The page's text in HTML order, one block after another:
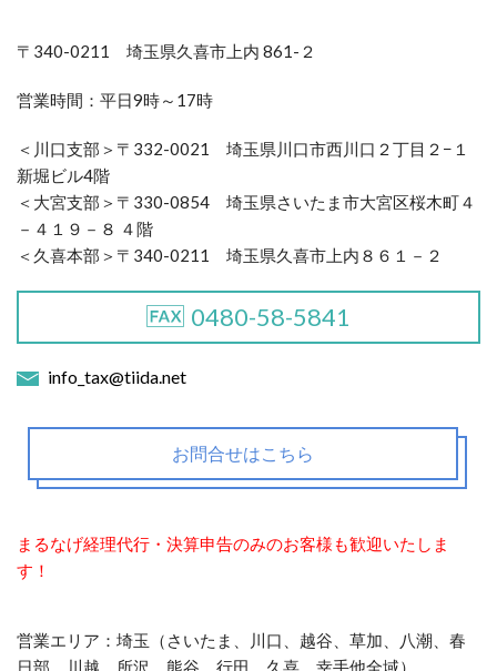
〒340-0211 埼玉県久喜市上内 861-２
営業時間： 平日9時～17時
＜川口支部＞〒332-0021 埼玉県川口市西川口２丁目２−１
新堀ビル4階
＜大宮支部＞〒330-0854 埼玉県さいたま市大宮区桜木町４
－４１９－８ ４階
＜久喜本部＞〒340-0211 埼玉県久喜市上内８６１－２
0480-58-5841
info_tax@tiida.net
お問合せはこちら
まるなげ経理代行・決算申告のみのお客様も歓迎いたしま
す！
営業エリア：埼玉（さいたま、川口、越谷、草加、八潮、春
日部、川越、所沢、熊谷、行田、久喜、幸手他全域）